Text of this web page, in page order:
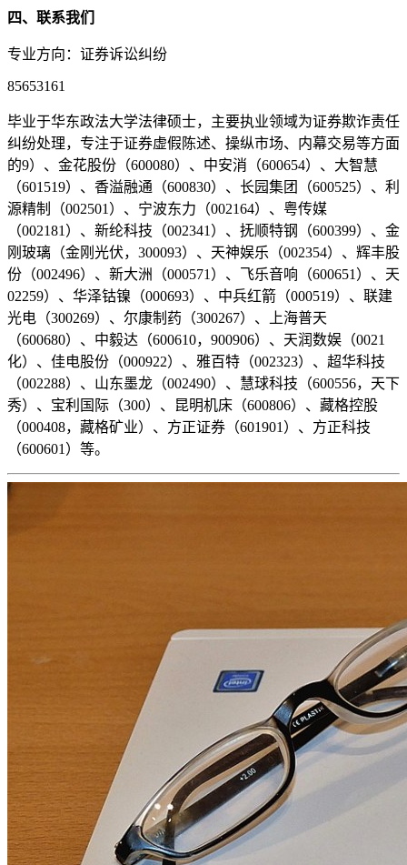
四、联系我们
专业方向：证券诉讼纠纷
85653161
毕业于华东政法大学法律硕士，主要执业领域为证券欺诈责任
纠纷处理，专注于证券虚假陈述、操纵市场、内幕交易等方面
的9）、金花股份（600080）、中安消（600654）、大智慧
（601519）、香溢融通（600830）、长园集团（600525）、利
源精制（002501）、宁波东力（002164）、粤传媒
（002181）、新纶科技（002341）、抚顺特钢（600399）、金
刚玻璃（金刚光伏，300093）、天神娱乐（002354）、辉丰股
份（002496）、新大洲（000571）、飞乐音响（600651）、天
02259）、华泽钴镍（000693）、中兵红箭（000519）、联建
光电（300269）、尔康制药（300267）、上海普天
（600680）、中毅达（600610，900906）、天润数娱（0021
化）、佳电股份（000922）、雅百特（002323）、超华科技
（002288）、山东墨龙（002490）、慧球科技（600556，天下
秀）、宝利国际（300）、昆明机床（600806）、藏格控股
（000408，藏格矿业）、方正证券（601901）、方正科技
（600601）等。